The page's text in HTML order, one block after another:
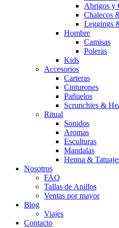
Abrigos y
Chalecos
Leggings
Hombre
Camisas
Poleras
Kids
Accesorios
Carteras
Cinturones
Pañuelos
Scrunchies &
Ritual
Sonidos
Aromas
Esculturas
Mandalas
Henna &
Nosotros
FAQ
Tallas de Anillos
Ventas por mayor
Blog
Viajes
Contacto